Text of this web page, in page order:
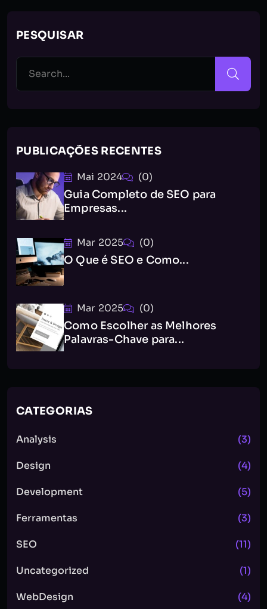
PESQUISAR
PUBLICAÇÕES RECENTES
Mai 2024 (0)
Guia Completo de SEO para
Empresas...
Mar 2025 (0)
O Que é SEO e Como...
Mar 2025 (0)
Como Escolher as Melhores
Palavras-Chave para...
CATEGORIAS
Analysis (3)
Design (4)
Development (5)
Ferramentas (3)
SEO (11)
Uncategorized (1)
WebDesign (4)